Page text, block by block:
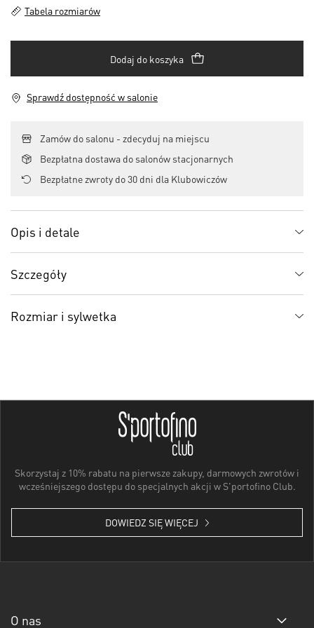
Tabela rozmiarów
Dodaj do koszyka
Sprawdź dostępność w salonie
Zamów do salonu - zdecyduj na miejscu
Bezpłatna dostawa do salonów stacjonarnych
Bezpłatne zwroty do 30 dni dla Klubowiczów
Opis i detale
Szczegóły
Rozmiar i sylwetka
Skorzystaj z 10% rabatu na pierwsze zakupy, darmowych zwrotów i
wcześniejszego dostępu do specjalnych akcji w S'portofino Club.
DOWIEDZ SIĘ WIĘCEJ
O nas